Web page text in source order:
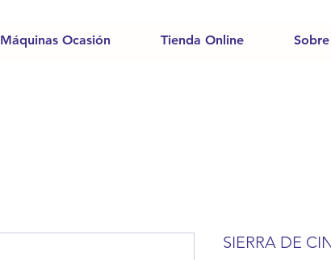
Máquinas Ocasión Tienda Online
SIERRA DE